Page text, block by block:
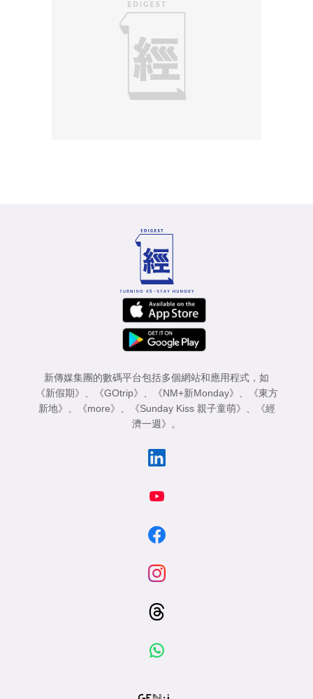
新傳媒集團的數碼平台包括多個網站和應用程式，如
《新假期》 、 《GOtrip》 、 《NM+新Monday》 、
《東方
新地》 、 《more》 、 《Sunday Kiss 親子童萌》 、
《經
濟一週》 。